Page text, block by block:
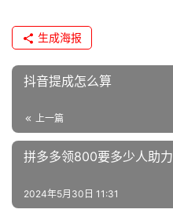
生成海报
抖音提成怎么算
上一篇
拼多多领800要多少人助力
2024年5月30日 11:31